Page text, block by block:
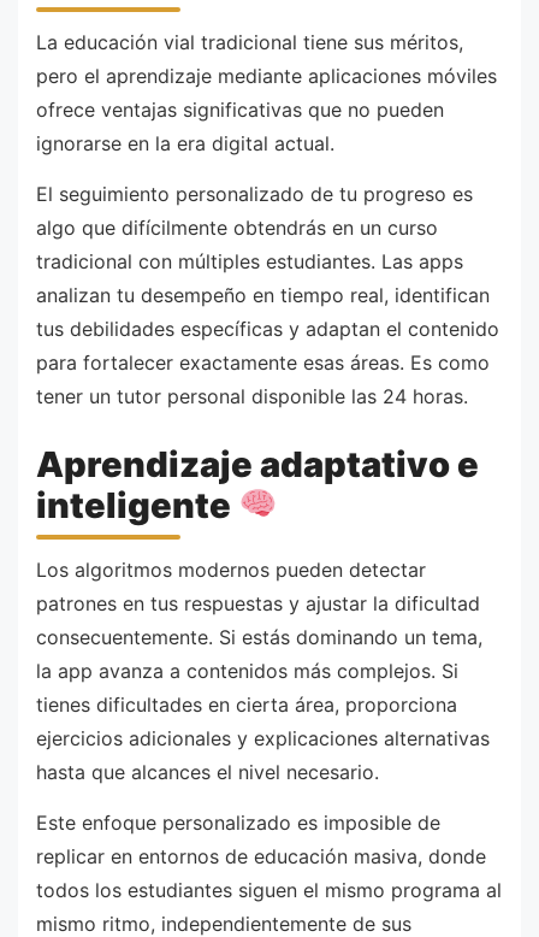
La educación vial tradicional tiene sus méritos,
pero el aprendizaje mediante aplicaciones móviles
ofrece ventajas significativas que no pueden
ignorarse en la era digital actual.
El seguimiento personalizado de tu progreso es
algo que difícilmente obtendrás en un curso
tradicional con múltiples estudiantes. Las apps
analizan tu desempeño en tiempo real, identifican
tus debilidades específicas y adaptan el contenido
para fortalecer exactamente esas áreas. Es como
tener un tutor personal disponible las 24 horas.
Aprendizaje adaptativo e
inteligente
Los algoritmos modernos pueden detectar
patrones en tus respuestas y ajustar la dificultad
consecuentemente. Si estás dominando un tema,
la app avanza a contenidos más complejos. Si
tienes dificultades en cierta área, proporciona
ejercicios adicionales y explicaciones alternativas
hasta que alcances el nivel necesario.
Este enfoque personalizado es imposible de
replicar en entornos de educación masiva, donde
todos los estudiantes siguen el mismo programa al
mismo ritmo, independientemente de sus